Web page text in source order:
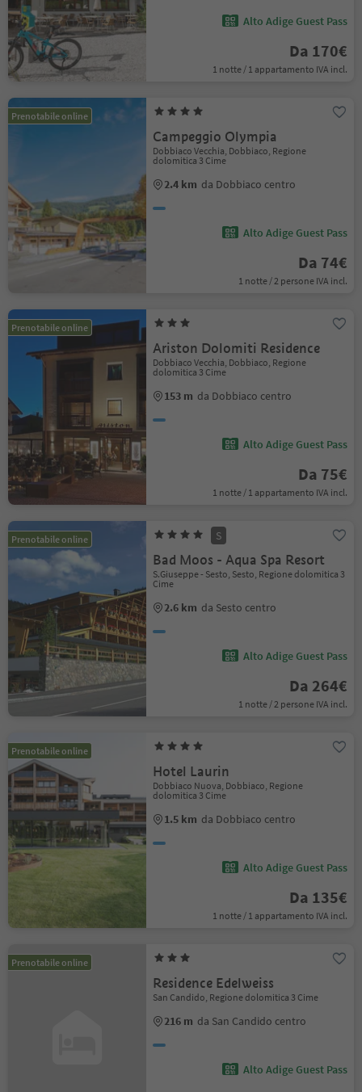
Alto Adige Guest Pass
Da 170€
1 notte / 1 appartamento IVA incl.
Prenotabile online
Campeggio Olympia
Dobbiaco Vecchia, Dobbiaco, Regione
dolomitica 3 Cime
2.4 km da Dobbiaco centro
Alto Adige Guest Pass
Da 74€
1 notte / 2 persone IVA incl.
Prenotabile online
Ariston Dolomiti Residence
Dobbiaco Vecchia, Dobbiaco, Regione
dolomitica 3 Cime
153 m da Dobbiaco centro
Alto Adige Guest Pass
Da 75€
1 notte / 1 appartamento IVA incl.
Prenotabile online S
Bad Moos - Aqua Spa Resort
S.Giuseppe - Sesto, Sesto, Regione dolomitica 3
Cime
2.6 km da Sesto centro
Alto Adige Guest Pass
Da 264€
1 notte / 2 persone IVA incl.
Prenotabile online
Hotel Laurin
Dobbiaco Nuova, Dobbiaco, Regione
dolomitica 3 Cime
1.5 km da Dobbiaco centro
Alto Adige Guest Pass
Da 135€
1 notte / 1 appartamento IVA incl.
Prenotabile online
Residence Edelweiss
San Candido, Regione dolomitica 3 Cime
216 m da San Candido centro
Alto Adige Guest Pass